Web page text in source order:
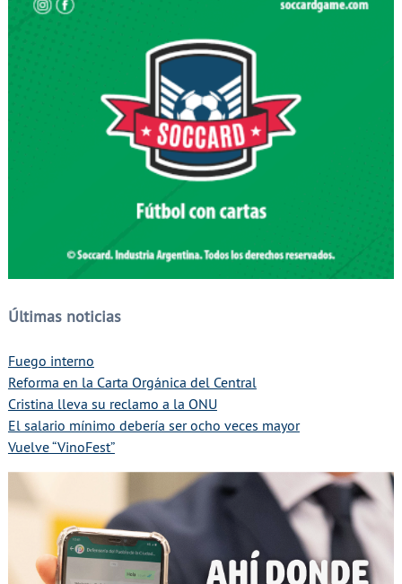
Últimas noticias
Fuego interno
Reforma en la Carta Orgánica del Central
Cristina lleva su reclamo a la ONU
El salario mínimo debería ser ocho veces mayor
Vuelve “VinoFest”